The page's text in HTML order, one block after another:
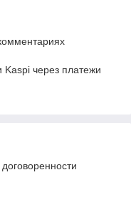
через платежи